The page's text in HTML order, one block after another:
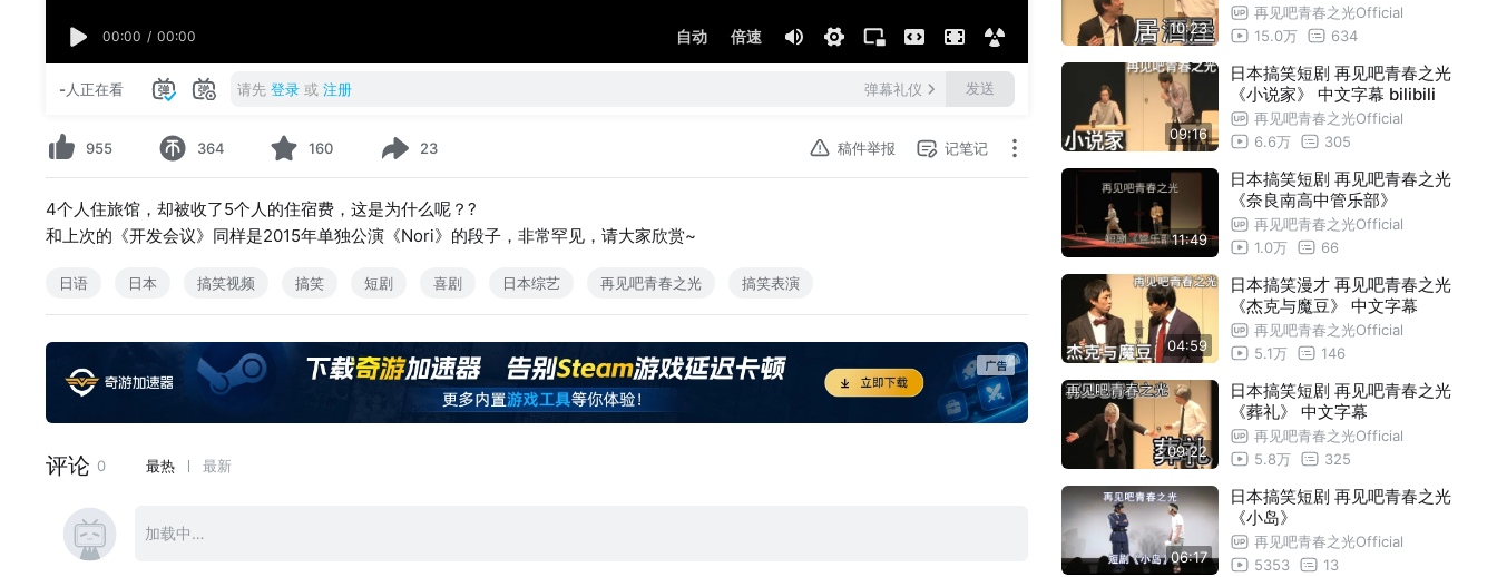
00:00 / 00:00 自动 倍速
-人正在看 请先 登录 或 注册 弹幕礼仪 发送
955 364 160 23 稿件举报 记笔记
4个人住旅馆，却被收了5个人的住宿费，这是为什么呢？?
和上次的《开发会议》同样是2015年单独公演《Nori》的段子，非常罕见，请大家欣赏~
日语 日本 搞笑视频 搞笑 短剧 喜剧 日本综艺 再见吧青春之光 搞笑表演
10:23
再见吧青春之光Official
15.0万
634
09:16
日本搞笑短剧 再见吧青春之光
《小说家》 中文字幕 bilibili
再见吧青春之光Official
6.6万
305
11:49
日本搞笑短剧 再见吧青春之光
《奈良南高中管乐部》
再见吧青春之光Official
1.0万
66
04:59
日本搞笑漫才 再见吧青春之光
《杰克与魔豆》 中文字幕
再见吧青春之光Official
5.1万
146
09:22
日本搞笑短剧 再见吧青春之光
《葬礼》 中文字幕
再见吧青春之光Official
5.8万
325
06:17
日本搞笑短剧 再见吧青春之光
《小岛》
再见吧青春之光Official
5353
13